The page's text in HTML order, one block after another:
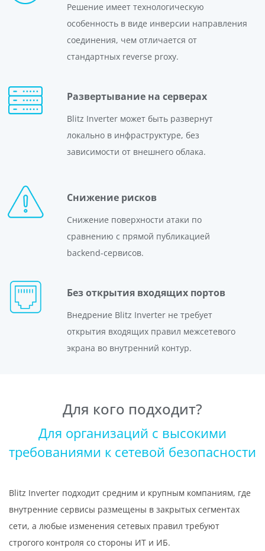
Решение имеет технологическую
особенность в виде инверсии направления
соединения, чем отличается от
стандартных reverse proxy.
Развертывание на серверах
Blitz Inverter может быть развернут
локально в инфраструктуре, без
зависимости от внешнего облака.
Снижение рисков
Снижение поверхности атаки по
сравнению с прямой публикацией
backend-сервисов.
Без открытия входящих портов
Внедрение Blitz Inverter не требует
открытия входящих правил межсетевого
экрана во внутренний контур.
Для кого подходит?
Для организаций с высокими
требованиями к сетевой безопасности
Blitz Inverter подходит средним и крупным компаниям, где
внутренние сервисы размещены в закрытых сегментах
сети, а любые изменения сетевых правил требуют
строгого контроля со стороны ИТ и ИБ.